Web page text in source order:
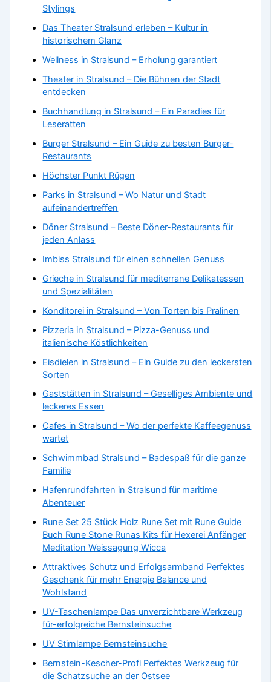
Stylings
Das Theater Stralsund erleben – Kultur in
historischem Glanz
Wellness in Stralsund – Erholung garantiert
Theater in Stralsund – Die Bühnen der Stadt
entdecken
Buchhandlung in Stralsund – Ein Paradies für
Leseratten
Burger Stralsund – Ein Guide zu besten Burger-
Restaurants
Höchster Punkt Rügen
Parks in Stralsund – Wo Natur und Stadt
aufeinandertreffen
Döner Stralsund – Beste Döner-Restaurants für
jeden Anlass
Imbiss Stralsund für einen schnellen Genuss
Grieche in Stralsund für mediterrane Delikatessen
und Spezialitäten
Konditorei in Stralsund – Von Torten bis Pralinen
Pizzeria in Stralsund – Pizza-Genuss und
italienische Köstlichkeiten
Eisdielen in Stralsund – Ein Guide zu den leckersten
Sorten
Gaststätten in Stralsund – Geselliges Ambiente und
leckeres Essen
Cafes in Stralsund – Wo der perfekte Kaffeegenuss
wartet
Schwimmbad Stralsund – Badespaß für die ganze
Familie
Hafenrundfahrten in Stralsund für maritime
Abenteuer
Rune Set 25 Stück Holz Rune Set mit Rune Guide
Buch Rune Stone Runas Kits für Hexerei Anfänger
Meditation Weissagung Wicca
Attraktives Schutz und Erfolgsarmband Perfektes
Geschenk für mehr Energie Balance und
Wohlstand
UV-Taschenlampe Das unverzichtbare Werkzeug
für-erfolgreiche Bernsteinsuche
UV Stirnlampe Bernsteinsuche
Bernstein-Kescher-Profi Perfektes Werkzeug für
die Schatzsuche an der Ostsee